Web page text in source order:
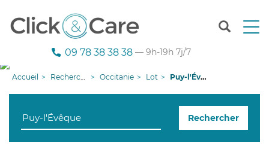
T
n
g
09 78 38 38 38 — 9h-19h 7j/7
Accueil Recherche aide à domicile Occitanie Lot Puy-l'Évêque
Rechercher